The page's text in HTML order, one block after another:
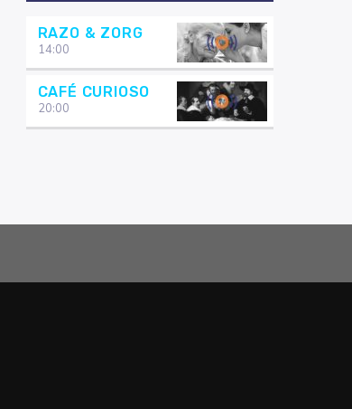
RAZO & ZORG
14:00
CAFÉ CURIOSO
20:00